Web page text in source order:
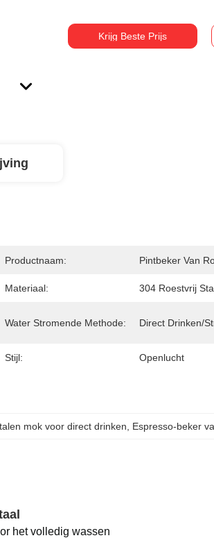
Krijg Beste Prijs
Productnaam: Pintbeker Van
Materiaal: 304 Roestvrij
Water Stromende Methode: Direct Drinken/
Stijl: Openlucht
mok voor direct drinken Espresso-beker
het volledig wassen